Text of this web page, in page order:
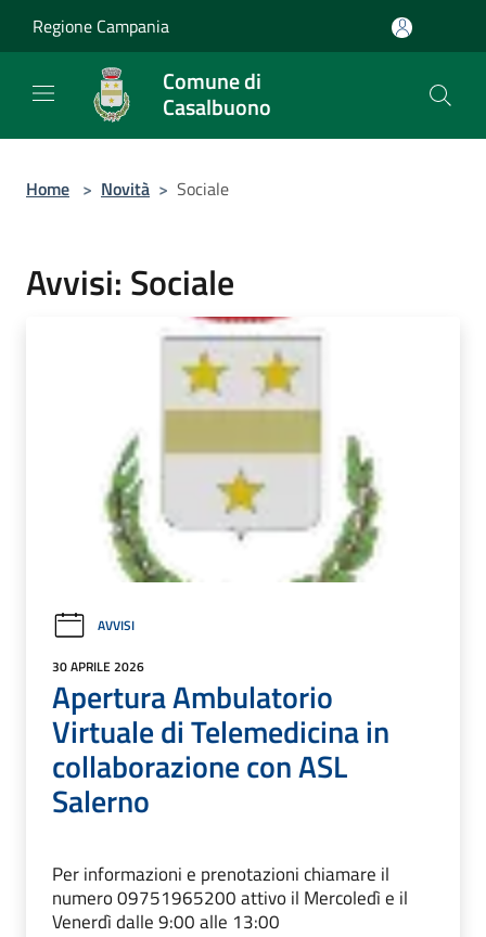
Regione Campania
Comune di
Casalbuono
Home > Novità > Sociale
Avvisi: Sociale
AVVISI
30 APRILE 2026
Apertura Ambulatorio
Virtuale di Telemedicina in
collaborazione con ASL
Salerno
Per informazioni e prenotazioni chiamare il
numero 09751965200 attivo il Mercoledì e il
Venerdì dalle 9:00 alle 13:00